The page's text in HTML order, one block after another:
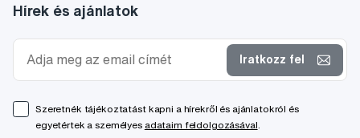
Hírek és ajánlatok
Iratkozz fel
Szeretnék tájékoztatást kapni a hírekről és ajánlatokról és
egyetértek a személyes adataim feldolgozásával